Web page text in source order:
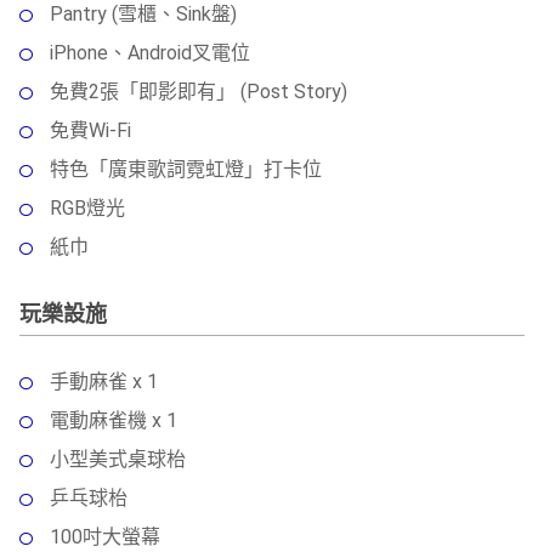
Pantry (雪櫃、Sink盤)
iPhone、Android叉電位
免費2張「即影即有」 (Post Story)
免費Wi-Fi
特色「廣東歌詞霓虹燈」打卡位
RGB燈光
紙巾
玩樂設施
手動麻雀 x 1
電動麻雀機 x 1
小型美式桌球枱
乒乓球枱
100吋大螢幕